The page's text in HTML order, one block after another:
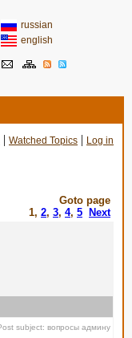
russian
english
| Watched Topics | Log in
Goto page
1, 2, 3, 4, 5 Next
subject: вопросы админу